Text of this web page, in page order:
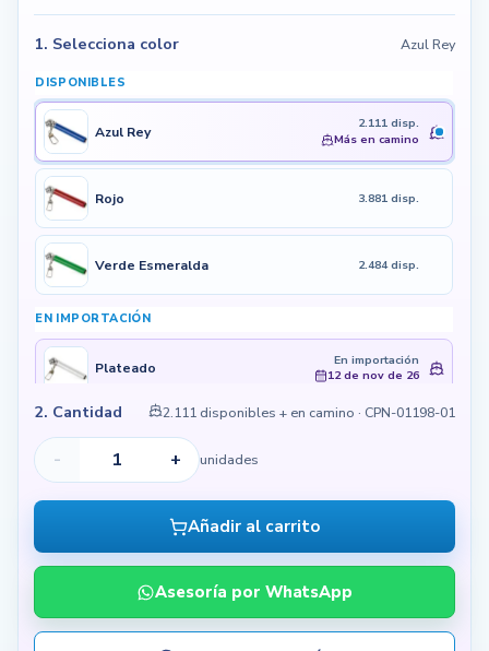
1. Selecciona color Azul Rey
DISPONIBLES
Azul Rey
2.111 disp.
Más en camino
Rojo 3.881 disp.
Verde Esmeralda 2.484 disp.
EN IMPORTACIÓN
Plateado
En importación
12 de nov de 26
Negro
2. Cantidad 2.111 disponibles + en camino · CPN-01198-01
- + unidades
Añadir al carrito
Asesoría por WhatsApp